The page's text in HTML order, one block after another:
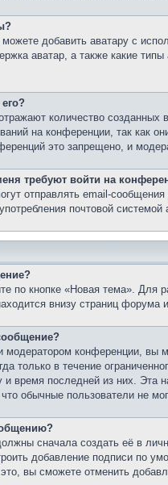
добавить аватару с
аватар, а также какие
количество
на конференции, так как
это запрещено, и
требуют войти на
отправлять email-
почтовой
по кнопке «Новая тема». Для
внизу страниц
конференции, вы
только в течение
и время последней из них.
обычные пользователи не
сначала создать её в
добавление подписи по
вы сможете отменить